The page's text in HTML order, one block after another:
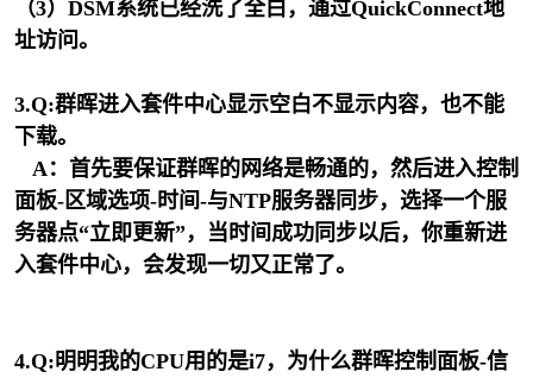
（3）DSM系统已经洗了全白，通过QuickConnect地
址访问。
3.Q:群晖进入套件中心显示空白不显示内容，也不能
下载。
A：首先要保证群晖的网络是畅通的，然后进入控制
面板-区域选项-时间-与NTP服务器同步，选择一个服
务器点“立即更新”，当时间成功同步以后，你重新进
入套件中心，会发现一切又正常了。
4.Q:明明我的CPU用的是i7，为什么群晖控制面板-信